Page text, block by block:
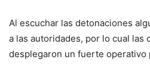
Al escuchar las detonaciones
a las autoridades, por lo cual las
desplegaron un fuerte operativo